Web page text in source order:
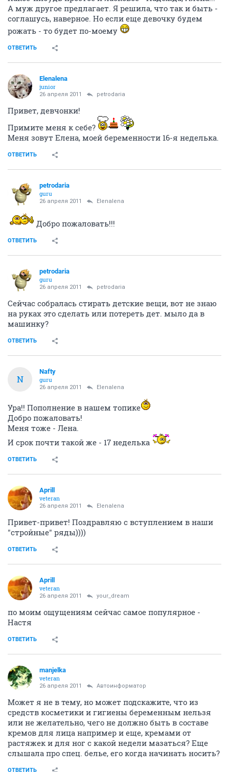
А муж другое предлагает. Я решила, что так и быть -
соглашусь, наверное. Но если еще девочку будем
рожать - то будет по-моему
ОТВЕТИТЬ
Elenalena
junior
26 апреля 2011 petrodaria
Привет, девчонки!
Примите меня к себе?
Меня зовут Елена, моей беременности 16-я неделька.
ОТВЕТИТЬ
petrodaria
guru
26 апреля 2011 Elenalena
Добро пожаловать!!!
ОТВЕТИТЬ
petrodaria
guru
26 апреля 2011 petrodaria
Сейчас собралась стирать детские вещи, вот не знаю
на руках это сделать или потереть дет. мыло да в
машинку?
ОТВЕТИТЬ
N
Nafty
guru
26 апреля 2011 Elenalena
Ура!! Пополнение в нашем топике
Добро пожаловать!
Меня тоже - Лена.
И срок почти такой же - 17 неделька
ОТВЕТИТЬ
Aprill
veteran
26 апреля 2011 Elenalena
Привет-привет! Поздравляю с вступлением в наши
"стройные" ряды))))
ОТВЕТИТЬ
Aprill
veteran
26 апреля 2011 your_dream
по моим ощущениям сейчас самое популярное -
Настя
ОТВЕТИТЬ
manjelka
veteran
26 апреля 2011 Автоинформатор
Может я не в тему, но может подскажите, что из
средств косметики и гигиены беременным нельзя
или не желательно, чего не должно быть в составе
кремов для лица например и еще, кремами от
растяжек и для ног с какой недели мазаться? Еще
слышала про спец. белье, его когда начинать носить?
ОТВЕТИТЬ